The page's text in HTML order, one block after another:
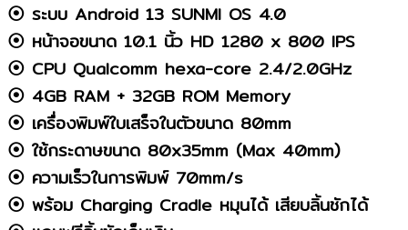
⦿ ระบบ Android 13 SUNMI OS 4.0
⦿ หน้าจอขนาด 10.1 นิ้ว HD 1280 x 800 IPS
⦿ CPU Qualcomm hexa-core 2.4/2.0GHz
⦿ 4GB RAM + 32GB ROM Memory
⦿ เครื่องพิมพ์ใบเสร็จในตัวขนาด 80mm
⦿ ใช้กระดาษขนาด 80x35mm (Max 40mm)
⦿ ความเร็วในการพิมพ์ 70mm/s
⦿ พร้อม Charging Cradle หมุนได้ เสียบลิ้นชักได้